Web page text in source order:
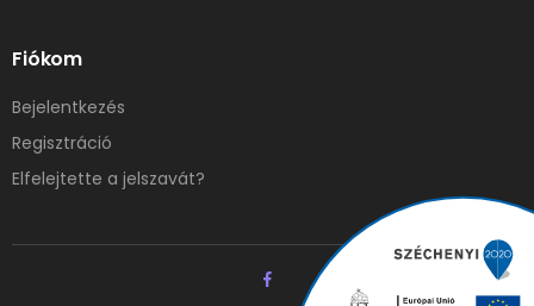
Fiókom
Bejelentkezés
Regisztráció
Elfelejtette a jelszavát?